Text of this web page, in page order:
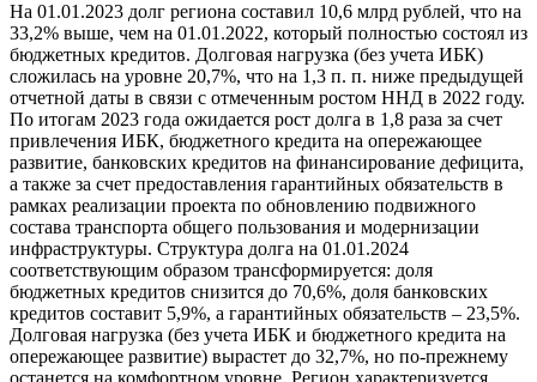
На 01.01.2023 долг региона составил 10,6 млрд рублей, что на
33,2% выше, чем на 01.01.2022, который полностью состоял из
бюджетных кредитов. Долговая нагрузка (без учета ИБК)
сложилась на уровне 20,7%, что на 1,3 п. п. ниже предыдущей
отчетной даты в связи с отмеченным ростом ННД в 2022 году.
По итогам 2023 года ожидается рост долга в 1,8 раза за счет
привлечения ИБК, бюджетного кредита на опережающее
развитие, банковских кредитов на финансирование дефицита,
а также за счет предоставления гарантийных обязательств в
рамках реализации проекта по обновлению подвижного
состава транспорта общего пользования и модернизации
инфраструктуры. Структура долга на 01.01.2024
соответствующим образом трансформируется: доля
бюджетных кредитов снизится до 70,6%, доля банковских
кредитов составит 5,9%, а гарантийных обязательств – 23,5%.
Долговая нагрузка (без учета ИБК и бюджетного кредита на
опережающее развитие) вырастет до 32,7%, но по-прежнему